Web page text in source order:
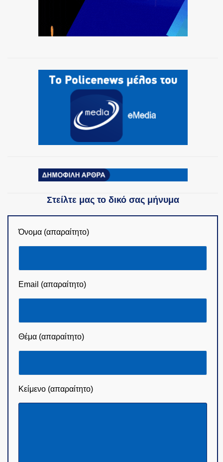
Στείλτε μας το δικό σας μήνυμα
Όνομα (απαραίτητο)
Email (απαραίτητο)
Θέμα (απαραίτητο)
Κείμενο (απαραίτητο)